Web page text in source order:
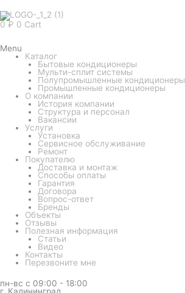
0 ₽ 0 Cart
Menu
Каталог
Бытовые кондиционеры
Мульти-сплит системы
Полупромышленные кондиционеры
Промышленные кондиционеры
О компании
История компании
Структура и персонал
Вакансии
Услуги
Установка
Сервисное обслуживание
Ремонт
Покупателю
Доставка и монтаж
Способы оплаты
Гарантия
Договора
Вопрос-ответ
Бренды
Объекты
Отзывы
Полезная информация
Статьи
Видео
Контакты
Перезвоните мне
пн-вс с 09:00 - 18:00
г. Калининград